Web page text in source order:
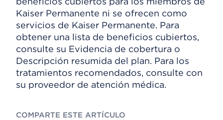
Kaiser Permanente ni se ofrecen como
servicios de Kaiser Permanente. Para
obtener una lista de beneficios cubiertos,
consulte su Evidencia de cobertura o
Descripción resumida del plan. Para los
tratamientos recomendados, consulte con
su proveedor de atención médica.
COMPARTE ESTE ARTÍCULO